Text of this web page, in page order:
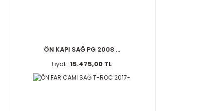
ÖN KAPI SAĞ PG 2008 ...
Fiyat : 15.475,00 TL